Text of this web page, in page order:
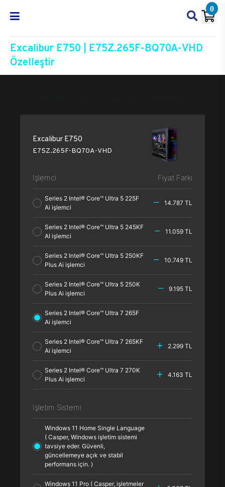
0
Excalibur E750 | E75Z.265F-BQ70A-VHD
Özelleştir
Excalibur E750
E75Z.265F-BQ70A-VHD
İşlemci Fiyat Farkı
Series 2 Intel® Core™ Ultra 5 225F
Ai işlemci
14.787 TL
Series 2 Intel® Core™ Ultra 5 245KF
AI işlemci
11.059 TL
Series 2 Intel® Core™ Ultra 5 250KF
Plus Ai işlemci
10.749 TL
Series 2 Intel® Core™ Ultra 5 250K
Plus Ai işlemci
9.195 TL
Series 2 Intel® Core™ Ultra 7 265F
Ai işlemci
Series 2 Intel® Core™ Ultra 7 265KF
Ai işlemci
2.299 TL
Series 2 Intel® Core™ Ultra 7 270K
Plus Ai işlemci
4.163 TL
İşletim Sistemi
Windows 11 Home Single Language
( Casper, Windows işletim sistemi
tavsiye eder. Güvenli,
güncellemeye açık ve stabil
performans için. )
Windows 11 Pro ( Casper, işletmeler